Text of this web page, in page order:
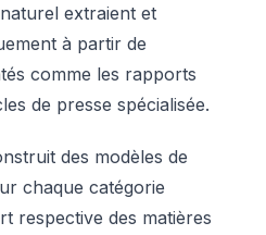
extraient et
à partir de
comme les rapports
de presse spécialisée.
des modèles de
chaque catégorie
respective des matières